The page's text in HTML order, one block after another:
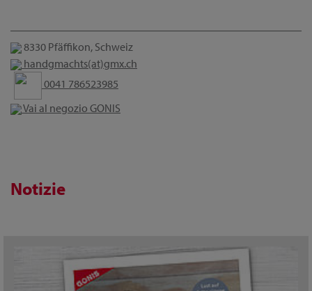
8330 Pfäffikon, Schweiz
handgmachts(at)gmx.ch
0041 786523985
Vai al negozio GONIS
Notizie